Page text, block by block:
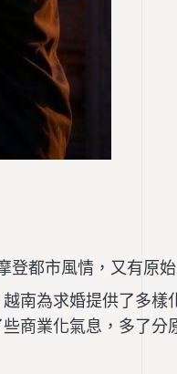
登都市風情，又有原
南為求婚提供了多樣
商業化氣息，多了分